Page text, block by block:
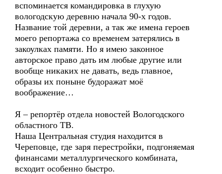
вспоминается командировка в глухую
вологодскую деревню начала 90-х годов.
Название той деревни, а так же имена героев
моего репортажа со временем затерялись в
закоулках памяти. Но я имею законное
авторское право дать им любые другие или
вообще никаких не давать, ведь главное,
образы их поныне будоражат моё
воображение…
Я – репортёр отдела новостей Вологодского
областного ТВ.
Наша Центральная студия находится в
Череповце, где заря перестройки, подгоняемая
финансами металлургического комбината,
всходит особенно быстро.